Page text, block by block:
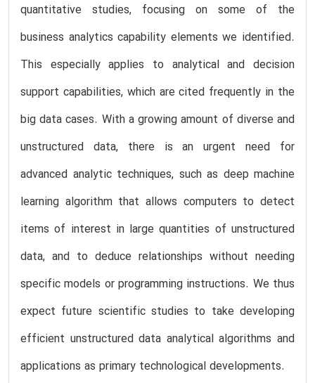
quantitative studies, focusing on some of the
business analytics capability elements we identified.
This especially applies to analytical and decision
support capabilities, which are cited frequently in the
big data cases. With a growing amount of diverse and
unstructured data, there is an urgent need for
advanced analytic techniques, such as deep machine
learning algorithm that allows computers to detect
items of interest in large quantities of unstructured
data, and to deduce relationships without needing
specific models or programming instructions. We thus
expect future scientific studies to take developing
efficient unstructured data analytical algorithms and
applications as primary technological developments.